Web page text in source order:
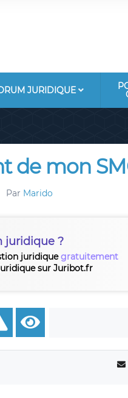
JURIDIQUE
de mon
Par Marido
juridique ?
juridiquegratuitement
sur Juribot.fr